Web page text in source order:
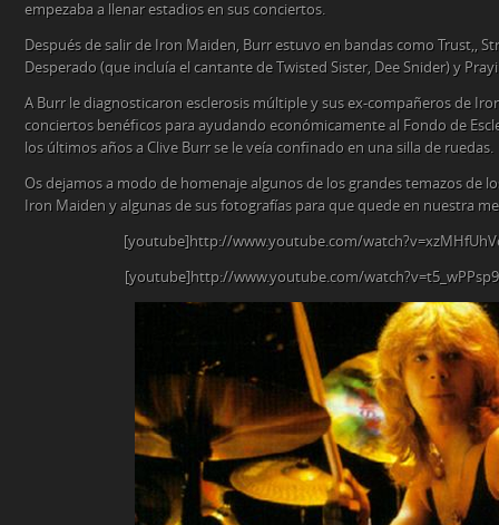
empezaba a llenar estadios en sus conciertos.
Después de salir de Iron Maiden, Burr estuvo en bandas como Trust,,
Desperado (que incluía el cantante de Twisted Sister, Dee Snider) y
A Burr le diagnosticaron esclerosis múltiple y sus ex-compañeros de
conciertos benéficos para ayudando económicamente al Fondo de
los últimos años a Clive Burr se le veía confinado en una silla de ruedas.
Os dejamos a modo de homenaje algunos de los grandes temazos de
Iron Maiden y algunas de sus fotografías para que quede en nuestra
[youtube]http://www.youtube.com/
[youtube]http://www.youtube.com/